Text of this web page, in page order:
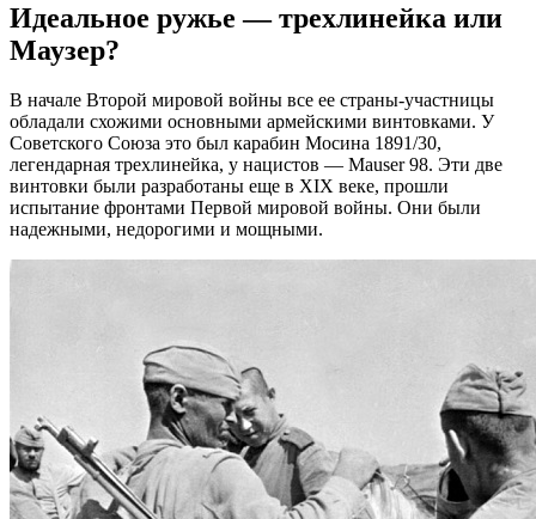
Идеальное ружье — трехлинейка или
Маузер?
В начале Второй мировой войны все ее страны-участницы
обладали схожими основными армейскими винтовками. У
Советского Союза это был карабин Мосина 1891/30,
легендарная трехлинейка, у нацистов — Mauser 98. Эти две
винтовки были разработаны еще в XIX веке, прошли
испытание фронтами Первой мировой войны. Они были
надежными, недорогими и мощными.